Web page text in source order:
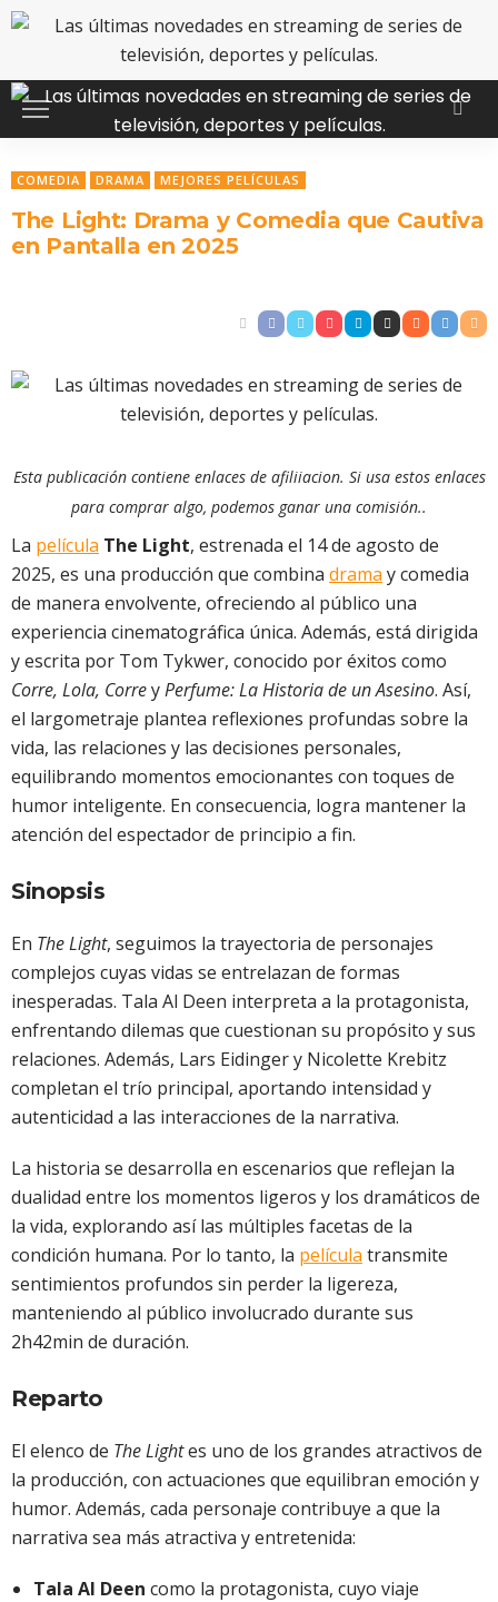
COMEDIA DRAMA MEJORES PELÍCULAS
The Light: Drama y Comedia que Cautiva
en Pantalla en 2025
Esta publicación contiene enlaces de afiliiacion. Si usa estos enlaces
para comprar algo, podemos ganar una comisión..
La película The Light, estrenada el 14 de agosto de
2025, es una producción que combina drama y comedia
de manera envolvente, ofreciendo al público una
experiencia cinematográfica única. Además, está dirigida
y escrita por Tom Tykwer, conocido por éxitos como
Corre, Lola, CorreyPerfume: La Historia de un Asesino. Así,
el largometraje plantea reflexiones profundas sobre la
vida, las relaciones y las decisiones personales,
equilibrando momentos emocionantes con toques de
humor inteligente. En consecuencia, logra mantener la
atención del espectador de principio a fin.
Sinopsis
En The Light, seguimos la trayectoria de personajes
complejos cuyas vidas se entrelazan de formas
inesperadas. Tala Al Deen interpreta a la protagonista,
enfrentando dilemas que cuestionan su propósito y sus
relaciones. Además, Lars Eidinger y Nicolette Krebitz
completan el trío principal, aportando intensidad y
autenticidad a las interacciones de la narrativa.
La historia se desarrolla en escenarios que reflejan la
dualidad entre los momentos ligeros y los dramáticos de
la vida, explorando así las múltiples facetas de la
condición humana. Por lo tanto, la película transmite
sentimientos profundos sin perder la ligereza,
manteniendo al público involucrado durante sus
2h42min de duración.
Reparto
El elenco de The Lightes uno de los grandes atractivos de
la producción, con actuaciones que equilibran emoción y
humor. Además, cada personaje contribuye a que la
narrativa sea más atractiva y entretenida:
Tala Al Deen como la protagonista, cuyo viaje